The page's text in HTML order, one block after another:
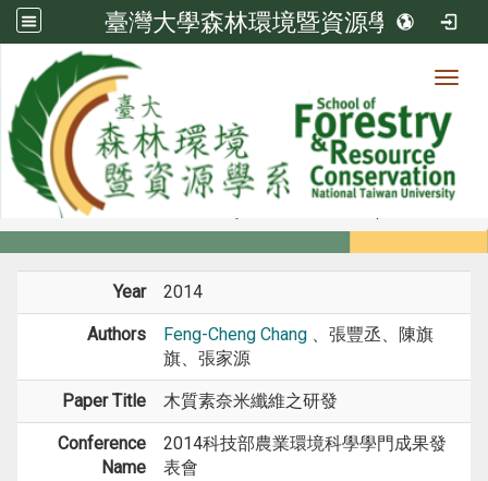
臺灣大學森林環境暨資源學系
Member
Members
Year 2014
Authors Feng-Cheng Chang 、張豐丞、陳旗
旗、張家源
Paper Title 木質素奈米纖維之研發
Conference
Name
2014科技部農業環境科學學門成果發
表會